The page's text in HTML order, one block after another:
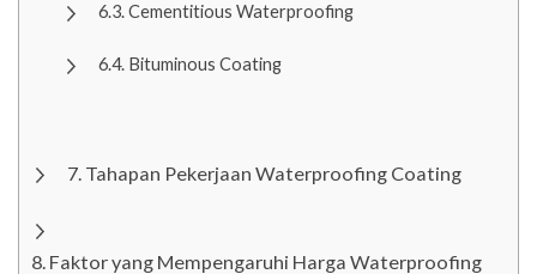
Cementitious Waterproofing
Bituminous Coating
Tahapan Pekerjaan Waterproofing Coating
Faktor yang Mempengaruhi Harga Waterproofing